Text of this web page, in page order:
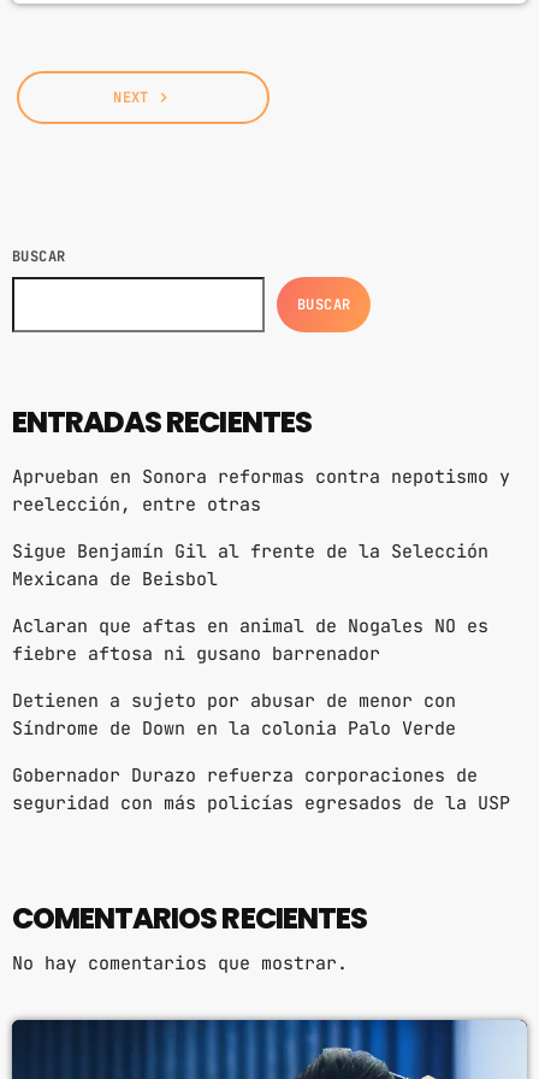
general de Protección y Bienestar Animal. En
el primer […]
NEXT navigate_next
BUSCAR
BUSCAR
ENTRADAS RECIENTES
Aprueban en Sonora reformas contra nepotismo y
reelección, entre otras
Sigue Benjamín Gil al frente de la Selección
Mexicana de Beisbol
Aclaran que aftas en animal de Nogales NO es
fiebre aftosa ni gusano barrenador
Detienen a sujeto por abusar de menor con
Síndrome de Down en la colonia Palo Verde
Gobernador Durazo refuerza corporaciones de
seguridad con más policías egresados de la USP
COMENTARIOS RECIENTES
No hay comentarios que mostrar.